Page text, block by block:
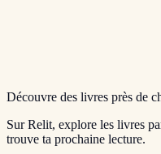
Découvre des livres près de
Sur Relit, explore les livres
trouve ta prochaine lecture.